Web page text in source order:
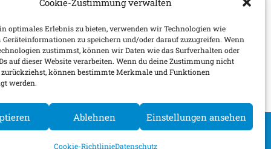
Cookie-Zustimmung verwalten
optimales Erlebnis zu bieten, verwenden wir Technologien wie
Geräteinformationen zu speichern und/oder darauf zuzugreifen. Wenn
zustimmst, können wir Daten wie das Surfverhalten oder
auf dieser Website verarbeiten. Wenn du deine Zustimmung nicht
zurückziehst, können bestimmte Merkmale und Funktionen
werden.
Ablehnen Einstellungen ansehen
Cookie-RichtlinieDatenschutz